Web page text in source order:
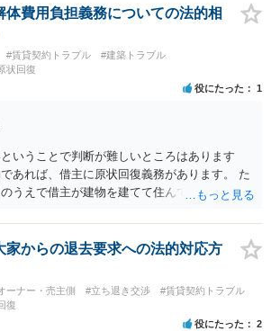
否される方向性でよろしいかと存じます。 そ
銭をもらえれば退去には応じる旨交渉をして
か。 過去に賃借人の許可なく無断で賃貸人が
行為となり、また刑事的にも住居侵入罪が成
ので、これを理由に一定の金銭賠償を求める
体費用負担義務についての法的相
#賃貸契約トラブル
#建築トラブル
状回復
役にたった 1
いうことで判断が難しいところはあります
あれば、借主に原状回復義務があります。 た
うえで借主が建物を建てて住んでいたケース
て土地を明渡す義務は原則生じないはずで
に立て替えた場合であっても、貸主の承諾を
純に費用を捻出した側に平屋の所有権が帰属
けでもないように思います。 そのため、現
ことが明確な案件ではないため、まずは相手
が平屋の解体費用を負担しなければならない
家からの退去要求への法的対応方
ーナー・売主側 #立ち退き交渉
#賃貸契約トラブル
復
役にたった 2